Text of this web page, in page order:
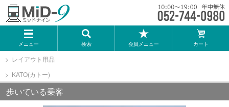
メニュー 検索 会員メニュー カート
メーカー一覧
TOMIX
KATO
レイアウト用品
KATO(カトー)
歩いている乗客